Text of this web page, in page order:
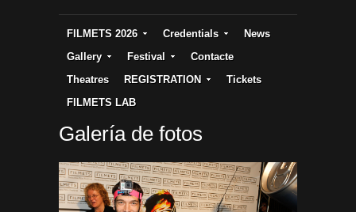
FILMETS 2026 Credentials
News
Gallery
Festival
Contacte
Theatres
REGISTRATION
Tickets
FILMETS LAB
Galería de fotos